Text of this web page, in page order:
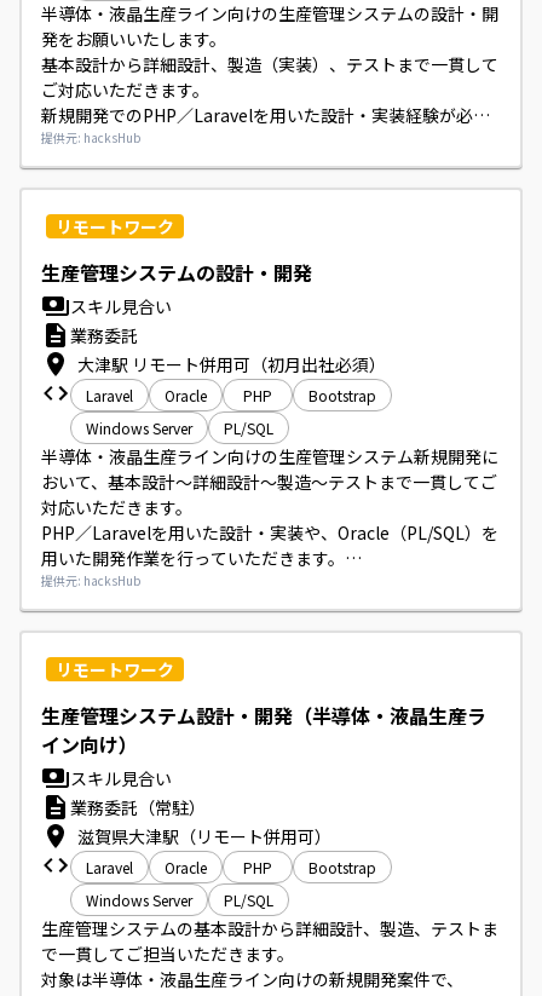
半導体・液晶生産ライン向けの生産管理システムの設計・開
発をお願いいたします。
基本設計から詳細設計、製造（実装）、テストまで一貫して
ご対応いただきます。
新規開発でのPHP／Laravelを用いた設計・実装経験が必要
です。
提供元: hacksHub
リモートワーク
生産管理システムの設計・開発
スキル見合い
業務委託
大津駅 リモート併用可（初月出社必須）
Laravel Oracle PHP
Bootstrap
Windows Server
PL/SQL
半導体・液晶生産ライン向けの生産管理システム新規開発に
おいて、基本設計〜詳細設計〜製造〜テストまで一貫してご
対応いただきます。
PHP／Laravelを用いた設計・実装や、Oracle（PL/SQL）を
用いた開発作業を行っていただきます。
設計書はワードでの作成が想定されます。
提供元: hacksHub
リモートワーク
生産管理システム設計・開発（半導体・液晶生産ラ
イン向け）
スキル見合い
業務委託（常駐）
滋賀県大津駅（リモート併用可）
Laravel Oracle PHP
Bootstrap
Windows Server
PL/SQL
生産管理システムの基本設計から詳細設計、製造、テストま
で一貫してご担当いただきます。
対象は半導体・液晶生産ライン向けの新規開発案件で、